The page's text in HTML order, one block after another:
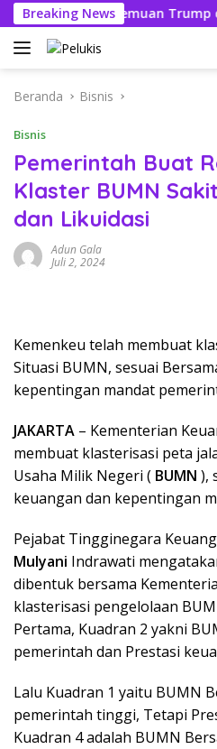
Langsung
ke
konten
Breaking News
Jelang Pertemuan Trump dan
Beranda Bisnis
Bisnis
Pemerintah Buat
Klaster BUMN
dan Likuidasi
Adun Gala
Juli 2, 2024
Kemenkeu telah membuat
Situasi BUMN, sesuai
kepentingan mandat
JAKARTA – Kementerian
membuat klasterisasi peta
Usaha Milik Negeri ( BUMN ),
keuangan dan kepentingan
Pejabat Tingginegara
Mulyani Indrawati
dibentuk bersama
klasterisasi pengelolaan
Pertama, Kuadran 2 yakni
pemerintah dan Prestasi
Lalu Kuadran 1 yaitu BUMN
pemerintah tinggi, Tetapi
Kuadran 4 adalah BUMN